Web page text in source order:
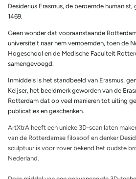
Desiderius Erasmus, de beroemde
1469.
Geen wonder dat vooraanstaande
universiteit naar hem vernoemden, toen de
Hogeschool en de Medische Faculteit
samengevoegd.
Inmiddels is het standbeeld van Erasmus,
Keijser, het beeldmerk geworden van de
Rotterdam dat op veel manieren tot uiting
publicaties en geschenken.
ArtXtrA heeft een unieke 3D-scan laten
van de Rotterdamse filosoof en denker
sculptuur is voor zover bekend het oudste
Nederland.